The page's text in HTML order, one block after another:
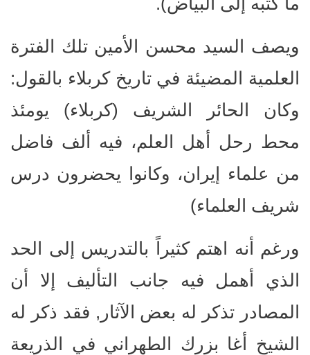
ويصف السيد محسن الأمين تلك الفترة
العلمية المضيئة في تاريخ كربلاء بالقول:
وكان الحائر الشريف (كربلاء) يومئذ
محط رحل أهل العلم، فيه ألف فاضل
من علماء إيران، وكانوا يحضرون درس
شريف العلماء)
ورغم أنه اهتم كثيراً بالتدريس إلى الحد
الذي أهمل فيه جانب التأليف إلا أن
المصادر تذكر له بعض الآثار, فقد ذكر له
الشيخ أغا بزرك الطهراني في الذريعة